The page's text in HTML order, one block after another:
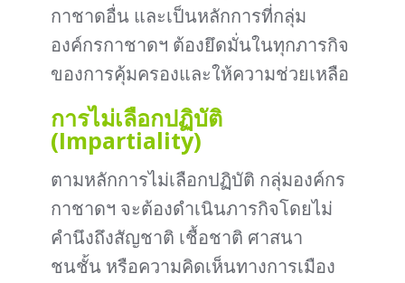
กาชาดอื่น และเป็นหลักการที่กลุ่ม
องค์กรกาชาดฯ ต้องยึดมั่นในทุกภารกิจ
ของการคุ้มครองและให้ความช่วยเหลือ
การไม่เลือกปฏิบัติ
(Impartiality)
ตามหลักการไม่เลือกปฏิบัติ กลุ่มองค์กร
กาชาดฯ จะต้องดำเนินภารกิจโดยไม่
คำนึงถึงสัญชาติ เชื้อชาติ ศาสนา
ชนชั้น หรือความคิดเห็นทางการเมือง